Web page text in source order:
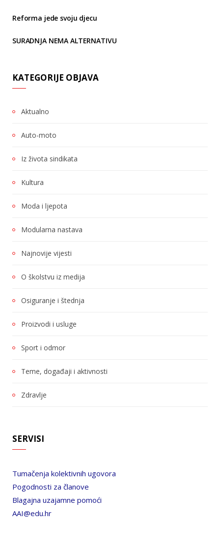
Reforma jede svoju djecu
SURADNJA NEMA ALTERNATIVU
KATEGORIJE OBJAVA
Aktualno
Auto-moto
Iz života sindikata
Kultura
Moda i ljepota
Modularna nastava
Najnovije vijesti
O školstvu iz medija
Osiguranje i štednja
Proizvodi i usluge
Sport i odmor
Teme, događaji i aktivnosti
Zdravlje
SERVISI
Tumačenja kolektivnih ugovora
Pogodnosti za članove
Blagajna uzajamne pomoći
AAI@edu.hr